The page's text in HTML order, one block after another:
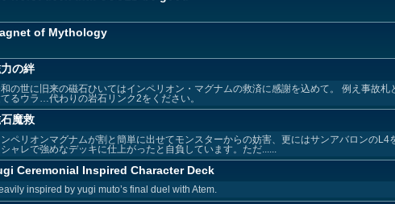
of Mythology
の絆
の世に旧来の磁石ひいてはインペリオン・マグナムの救済に感謝を込めて。 例え事故
るウラ…代わりの岩石リンク2をください。
魔救
ペリオンマグナムが割と簡単に出せてモンスターからの妨害、更にはサンアバロンの
ャレで強めなデッキに仕上がったと自負しています。ただ......
Ceremonial Inspired Character Deck
inspired by yugi muto’s final duel with Atem.